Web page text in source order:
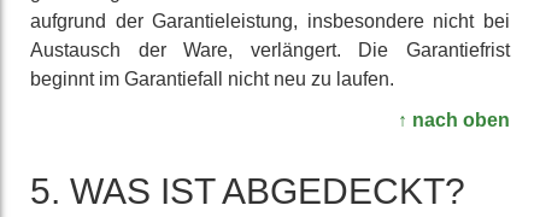
aufgrund der Garantie­leistung, ins­besondere nicht bei
Austausch der Ware, verlängert. Die Garantie­frist
beginnt im Garantie­fall nicht neu zu laufen.
↑ nach oben
5. WAS IST ABGEDECKT?